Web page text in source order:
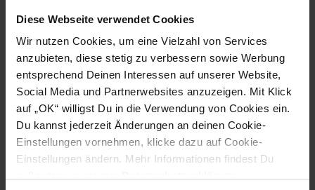
Diese Webseite verwendet Cookies
Wir nutzen Cookies, um eine Vielzahl von Services
anzubieten, diese stetig zu verbessern sowie Werbung
entsprechend Deinen Interessen auf unserer Website,
Social Media und Partnerwebsites anzuzeigen. Mit Klick
auf „OK“ willigst Du in die Verwendung von Cookies ein.
Du kannst jederzeit Änderungen an deinen Cookie-
Einstellungen vornehmen, klicke dazu auf Cookie-
Einstellungen ändern. Mehr Informationen findest Du
informiert werden willst, kannst du den Rhein-Neckar Löwen
Newsletterhier abonnieren.
Post
navigation
previous
News:
Der
neue
Alle News anzeigen
newst
News:
Löwen
wollen